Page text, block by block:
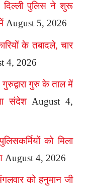
पुलिस ने शुरू
August 5, 2026
के तबादले, चार
4, 2026
गुरु के ताल में
संदेश August 4,
को मिला
August 4, 2026
को हनुमान जी